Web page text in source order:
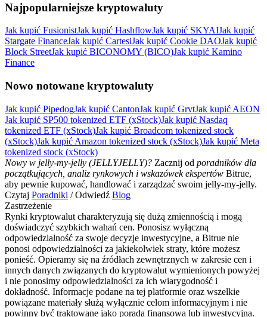
Najpopularniejsze kryptowaluty
Jak kupić FusionistJak kupić HashflowJak kupić SKYAIJak kupić
Stargate FinanceJak kupić CartesiJak kupić Cookie DAOJak kupić
Block StreetJak kupić BICONOMY (BICO)Jak kupić Kamino
Finance
Nowo notowane kryptowaluty
Jak kupić PipedogJak kupić CantonJak kupić GrvtJak kupić AEON
Jak kupić SP500 tokenized ETF (xStock)Jak kupić Nasdaq
tokenized ETF (xStock)Jak kupić Broadcom tokenized stock
(xStock)Jak kupić Amazon tokenized stock (xStock)Jak kupić Meta
tokenized stock (xStock)
Nowy w jelly-my-jelly (JELLYJELLY)? Zacznij od poradników dla
początkujących, analiz rynkowych i wskazówek ekspertów Bitrue,
aby pewnie kupować, handlować i zarządzać swoim jelly-my-jelly.
Czytaj Poradniki / Odwiedź Blog
Zastrzeżenie
Rynki kryptowalut charakteryzują się dużą zmiennością i mogą
doświadczyć szybkich wahań cen. Ponosisz wyłączną
odpowiedzialność za swoje decyzje inwestycyjne, a Bitrue nie
ponosi odpowiedzialności za jakiekolwiek straty, które możesz
ponieść. Opieramy się na źródłach zewnętrznych w zakresie cen i
innych danych związanych do kryptowalut wymienionych powyżej
i nie ponosimy odpowiedzialności za ich wiarygodność i
dokładność. Informacje podane na tej platformie oraz wszelkie
powiązane materiały służą wyłącznie celom informacyjnym i nie
powinny być traktowane jako porada finansowa lub inwestycyjna.